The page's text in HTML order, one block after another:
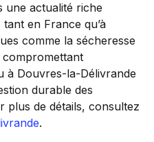
une actualité riche
en France qu’à
comme la sécheresse
compromettant
à Douvres-la-Délivrande
durable des
plus de détails, consultez
.